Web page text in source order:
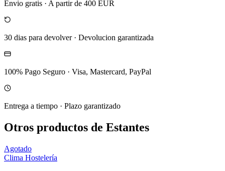
Envio gratis · A partir de 400 EUR
30 dias para devolver· Devolucion garantizada
100% Pago Seguro · Visa, Mastercard, PayPal
Entrega a tiempo · Plazo garantizado
Otros productos de Estantes
Agotado
Clima Hostelería